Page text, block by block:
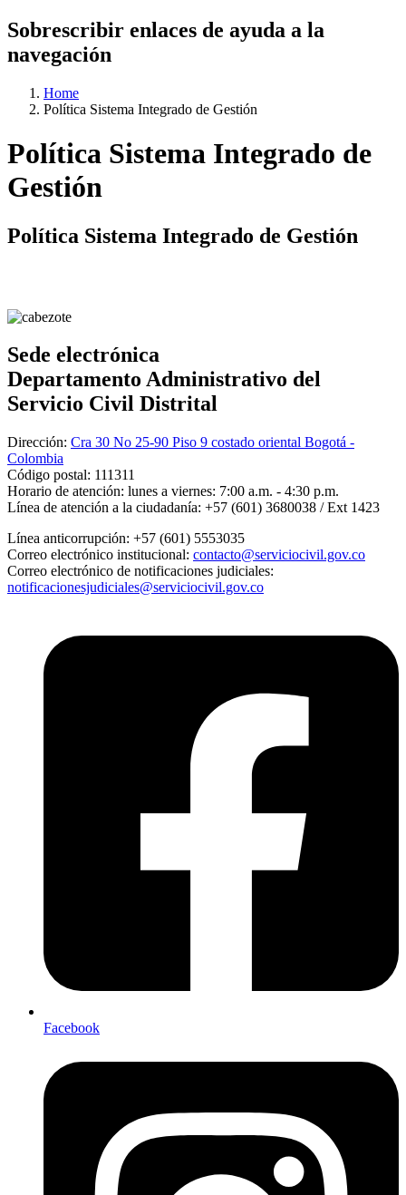
Sobrescribir enlaces de ayuda a la
navegación
Home
Política Sistema Integrado de Gestión
Política Sistema Integrado de
Gestión
Política Sistema Integrado de Gestión
Sede electrónica
Departamento Administrativo del
Servicio Civil Distrital
Dirección: Cra 30 No 25-90 Piso 9 costado oriental Bogotá -
Colombia
Código postal: 111311
Horario de atención: lunes a viernes: 7:00 a.m. - 4:30 p.m.
Línea de atención a la ciudadanía: +57 (601) 3680038 / Ext 1423
Línea anticorrupción: +57 (601) 5553035
Correo electrónico institucional: contacto@serviciocivil.gov.co
Correo electrónico de notificaciones judiciales:
notificacionesjudiciales@serviciocivil.gov.co
Facebook